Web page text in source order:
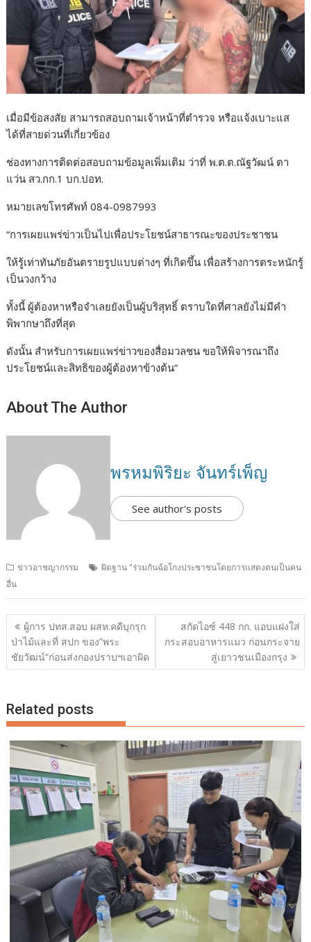
เมื่อมีข้อสงสัย สามารถสอบถามเจ้าหน้าที่ตำรวจ หรือแจ้งเบาะแส
ได้ที่สายด่วนที่เกี่ยวข้อง
ช่องทางการติดต่อสอบถามข้อมูลเพิ่มเติม ว่าที่ พ.ต.ต.ณัฐวัฒน์ ตา
แว่น สว.กก.1 บก.ปอท.
หมายเลขโทรศัพท์ 084-0987993
“การเผยแพร่ข่าวเป็นไปเพื่อประโยชน์สาธารณะของประชาชน
ให้รู้เท่าทันภัยอันตรายรูปแบบต่างๆ ที่เกิดขึ้น เพื่อสร้างการตระหนักรู้
เป็นวงกว้าง
ทั้งนี้ ผู้ต้องหาหรือจำเลยยังเป็นผู้บริสุทธิ์ ตราบใดที่ศาลยังไม่มีคำ
พิพากษาถึงที่สุด
ดังนั้น สำหรับการเผยแพร่ข่าวของสื่อมวลชน ขอให้พิจารณาถึง
ประโยชน์และสิทธิของผู้ต้องหาข้างต้น”
About The Author
พรหมพิริยะ จันทร์เพ็ญ
See author's posts
ข่าวอาชญากรรม
ผิดฐาน "ร่วมกันฉ้อโกงประชาชนโดยการแสดงตนเป็นคน
อื่น
แนะแนว
เรื่อง
ผู้การ ปทส.สอบ ผสห.คดีบุกรุก
ป่าไม้และที่ สปก ของ”พระ
ชัยวัฒน์“ก่อนส่งกองปราบฯเอาผิด
สกัดไอซ์ 448 กก. แอบแฝงใส่
กระสอบอาหารแมว ก่อนกระจาย
สู่เยาวชนเมืองกรุง
Related posts